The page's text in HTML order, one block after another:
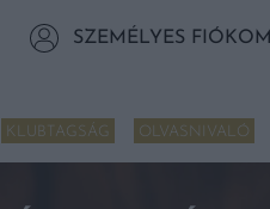
SZEMÉLYES FIÓKOM
KLUBTAGSÁG OLVASNIVALÓ